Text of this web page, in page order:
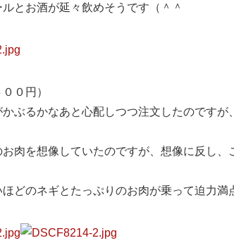
とお酒が延々飲めそうです（＾＾
００円）
ぶるかなあと心配しつつ注文したのです
肉を想像していたのですが、想像に反し
どのネギとたっぷりのお肉が乗って迫力満